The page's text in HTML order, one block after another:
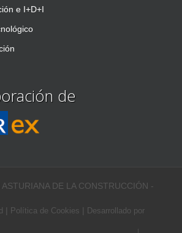
e I+D+I
de
DE LA CONSTRUCCIÓN -
| Política de Cookies | Desarrollado por